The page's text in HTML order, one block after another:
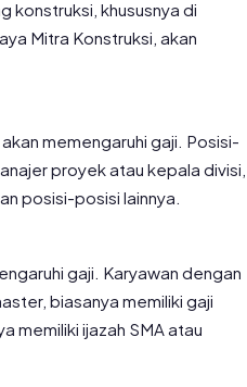
konstruksi, khususnya di
Mitra Konstruksi, akan
memengaruhi gaji. Posisi-
proyek atau kepala divisi,
posisi-posisi lainnya.
gaji. Karyawan dengan
biasanya memiliki gaji
memiliki ijazah SMA atau